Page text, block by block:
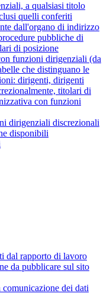
a qualsiasi titolo
quelli conferiti
dall'organo di indirizzo
pubbliche di
di posizione
funzioni dirigenziali (da
che distinguano le
dirigenti, dirigenti
titolari di
con funzioni
dirigenziali discrezionali
disponibili
dal rapporto di lavoro
da pubblicare sul sito
comunicazione dei dati